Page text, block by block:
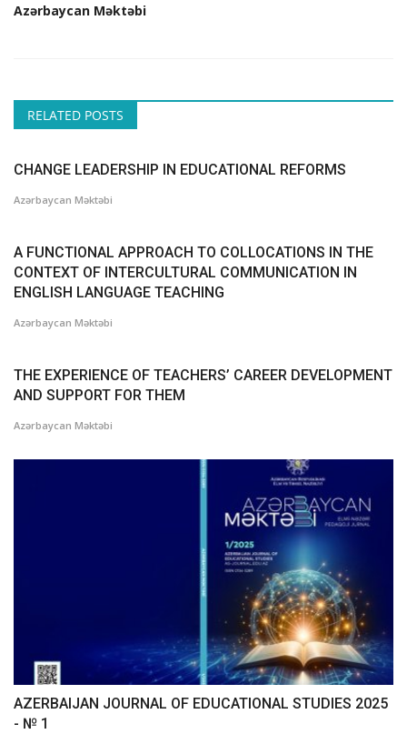
Azərbaycan Məktəbi
RELATED POSTS
CHANGE LEADERSHIP IN EDUCATIONAL REFORMS
Azərbaycan Məktəbi
A FUNCTIONAL APPROACH TO COLLOCATIONS IN THE
CONTEXT OF INTERCULTURAL COMMUNICATION IN
ENGLISH LANGUAGE TEACHING
Azərbaycan Məktəbi
THE EXPERIENCE OF TEACHERS’ CAREER DEVELOPMENT
AND SUPPORT FOR THEM
Azərbaycan Məktəbi
AZERBAIJAN JOURNAL OF EDUCATIONAL STUDIES 2025
- № 1